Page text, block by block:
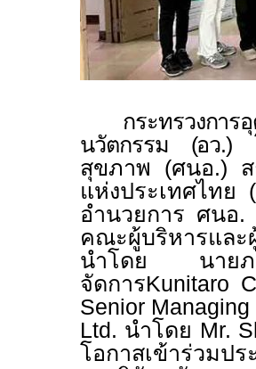
กระทรวงก
นวัตกรรม (อว.)
สุขภาพ (ศนอ.) ส
แห่งประเทศไท
อำนวยการ ศนอ
คณะผู้บริหารแล
นำโดย นาย
จัดการKunitaro
Senior
Ltd. นำโดย Mr.
โอกาสเข้าร่วมป